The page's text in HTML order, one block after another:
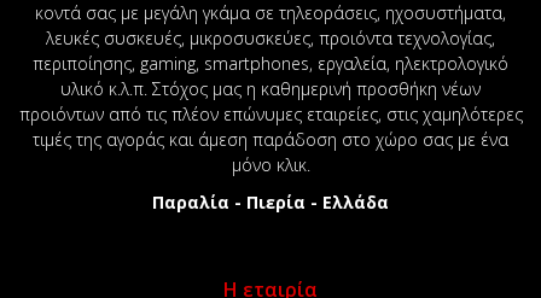
κοντά σας με μεγάλη γκάμα σε τηλεοράσεις, ηχοσυστήματα,
λευκές συσκευές, μικροσυσκεύες, προιόντα τεχνολογίας,
περιποίησης, gaming, smartphones, εργαλεία, ηλεκτρολογικό
υλικό κ.λ.π. Στόχος μας η καθημερινή προσθήκη νέων
προιόντων από τις πλέον επώνυμες εταιρείες, στις χαμηλότερες
τιμές της αγοράς και άμεση παράδοση στο χώρο σας με ένα
μόνο κλικ.
Παραλία - Πιερία - Ελλάδα
Η εταιρία